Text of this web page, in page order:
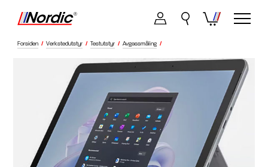
Forsiden / Verkstedutstyr / Testutstyr / Avgassmåling /